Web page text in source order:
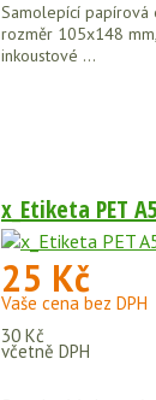
Samolepící papírová
rozměr 105x148
inkoustové ...
x_Etiketa PET
25 Kč
Vaše cena bez DPH
30 Kč
včetně DPH